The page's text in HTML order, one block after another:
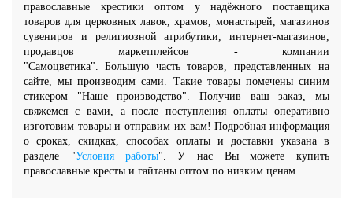
православные крестики оптом у надёжного поставщика
товаровдля церковных лавок, храмов, монастырей, магазинов
сувениров и религиозной атрибутики, интернет-магазинов,
продавцов маркетплейсов - компании
"Самоцветика". Большую часть товаров, представленных на
сайте, мы производим сами. Такие товары помечены синим
стикером "Наше производство". Получив ваш заказ, мы
свяжемся с вами, а после поступления оплаты оперативно
изготовим товары и отправим их вам!Подробная информация
о сроках, скидках, способах оплаты и доставки указана в
разделе "Условия работы".
У нас Вы можете купить
православные кресты и гайтаны оптом по низким ценам.